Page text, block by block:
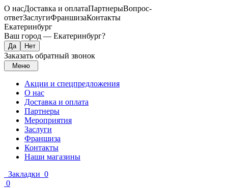
О насДоставка и оплатаПартнерыВопрос-
ответЗаслугиФраншизаКонтакты
Екатеринбург
Ваш город — Екатеринбург?
Заказать обратный звонок
Меню
Акции и спецпредложения
О нас
Доставка и оплата
Партнеры
Мероприятия
Заслуги
Франшиза
Контакты
Наши магазины
Закладки 0
0